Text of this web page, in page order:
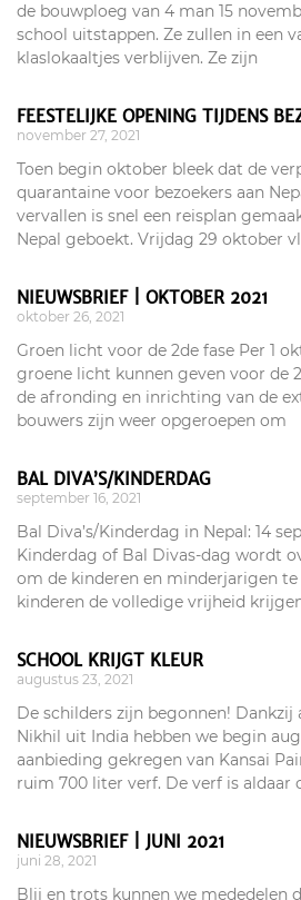
de bouwploeg van 4 man 15
school uitstappen. Ze zullen in een
klaslokaaltjes verblijven. Ze zijn
FEESTELIJKE OPENING TIJDENS
november 27, 2021
Toen begin oktober bleek dat de
quarantaine voor bezoekers aan
vervallen is snel een reisplan
Nepal geboekt. Vrijdag 29 oktober
NIEUWSBRIEF | OKTOBER 2021
oktober 26, 2021
Groen licht voor de 2de fase Per 1
groene licht kunnen geven voor de
de afronding en inrichting van de
bouwers zijn weer opgeroepen om
BAL DIVA’S/KINDERDAG
september 16, 2021
Bal Diva’s/Kinderdag in Nepal: 14
Kinderdag of Bal Divas-dag wordt
om de kinderen en minderjarigen
kinderen de volledige vrijheid
SCHOOL KRIJGT KLEUR
augustus 23, 2021
De schilders zijn begonnen! Dankzij
Nikhil uit India hebben we begin
aanbieding gekregen van Kansai
ruim 700 liter verf. De verf is aldaar
NIEUWSBRIEF | JUNI 2021
juni 28, 2021
Blij en trots kunnen we mededelen